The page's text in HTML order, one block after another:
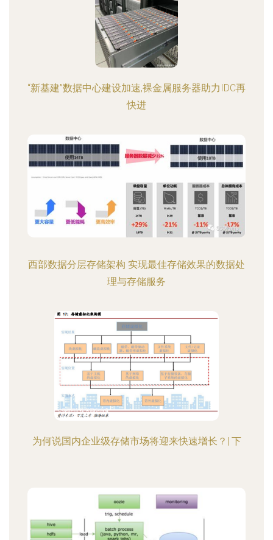
“新基建”数据中心建设加速,裸金属服务器助力IDC再
快进
西部数据分层存储架构 实现最佳存储效果的数据处
理与存储服务
为何说国内企业级存储市场将迎来快速增长？| 下